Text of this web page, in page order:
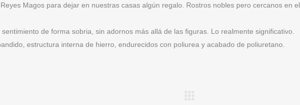
Magos para dejar en nuestras casas algún regalo. Rostros nobles pero cercanos en el
de forma sobria, sin adornos más allá de las figuras. Lo realmente significativo.
estructura interna de hierro, endurecidos con poliurea y acabado de poliuretano.